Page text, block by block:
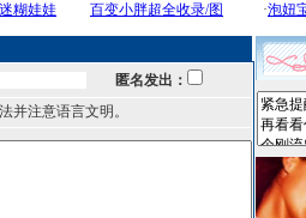
匿名发出：
并注意语言文明。